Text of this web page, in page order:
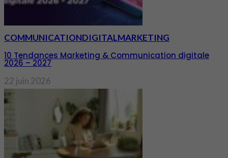
COMMUNICATIONDIGITALMARKETING
10 Tendances Marketing & Communication digitale
2026 – 2027
22 juin 2026